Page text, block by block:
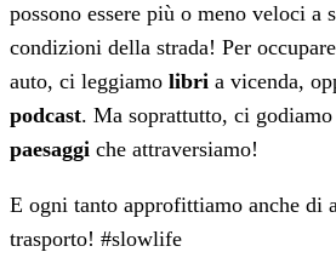
possono essere più o meno veloci a
condizioni della strada! Per
auto, ci leggiamo libri a vicenda,
podcast. Ma soprattutto, ci
paesaggi che attraversiamo!
E ogni tanto approfittiamo anche di
trasporto! #slowlife